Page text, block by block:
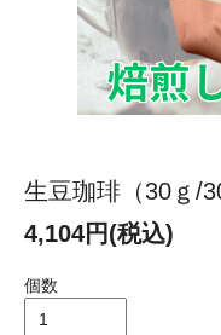
生豆珈琲（30ｇ/
4,104円(税込)
個数